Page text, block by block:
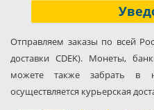
Отправляем заказы по всей
доставки CDEK). Монеты,
можете также забрать в
осуществляется курьерская